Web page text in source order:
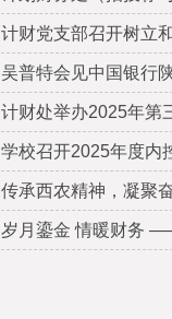
计财党支部召开树立
吴普特会见中国银行
计财处举办2025年第
学校召开2025年度内
传承西农精神，凝聚
岁月鎏金 情暖财务